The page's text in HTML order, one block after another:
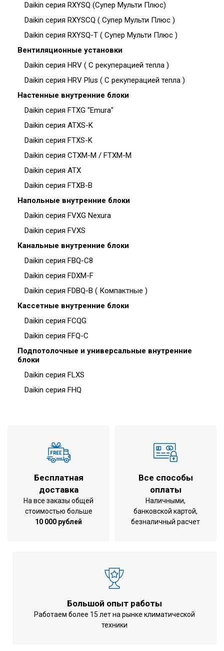
Daikin серия RXYSQ (Cупер Мульти Плюс)
Daikin серия RXYSCQ ( Супер Мульти Плюс )
Daikin серия RXYSQ-T ( Супер Мульти Плюс )
Вентиляционные установки
Daikin серия HRV ( С рекуперацией тепла )
Daikin серия HRV Plus ( С рекуперацией тепла )
Настенные внутренние блоки
Daikin серия FTXG "Emura"
Daikin серия ATXS-K
Daikin серия FTXS-K
Daikin серия CTXM-M / FTXM-M
Daikin серия ATX
Daikin серия FTXB-B
Напольные внутренние блоки
Daikin серия FVXG Nexura
Daikin серия FVXS
Канальные внутренние блоки
Daikin серия FBQ-C8
Daikin серия FDXM-F
Daikin серия FDBQ-B ( Компактные )
Кассетные внутренние блоки
Daikin серия FCQG
Daikin серия FFQ-C
Подпотолочные и универсальные внутренние
блоки
Daikin серия FLXS
Daikin серия FHQ
Бесплатная
доставка
На все заказы общей
стоимостью больше
10 000 рублей
Все способы
оплаты
Наличными,
банковской картой,
безналичный расчет
Большой опыт работы
Работаем более 15 лет на рынке климатической
техники